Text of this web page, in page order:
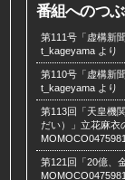
番組へのつ
第111号「虚構新
t_kageyama より
第110号「虚構新
t_kageyama より
第113回「天皇機
だい）」立花麻衣
第121回「20億、